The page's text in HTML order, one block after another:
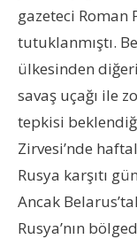
gazeteci Roman
tutuklanmıştı.
ülkesinden
savaş uçağı ile
tepkisi
Zirvesi’nde
Rusya karşıtı
Ancak
Rusya’nın